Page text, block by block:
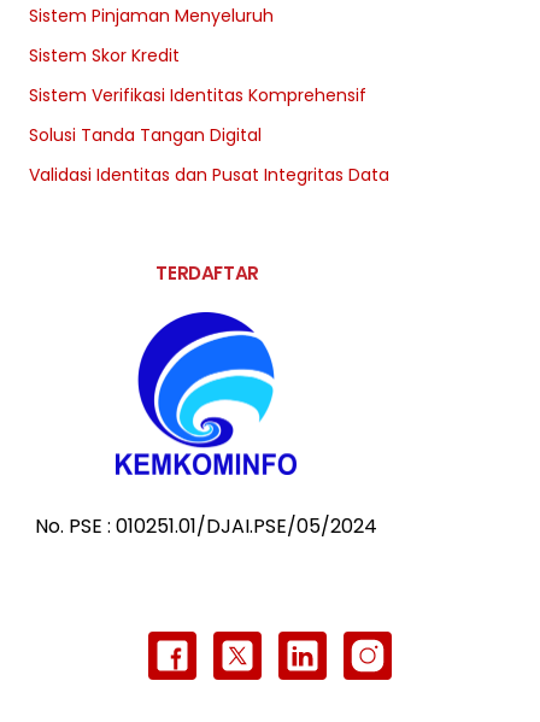
Sistem Pinjaman Menyeluruh
Sistem Skor Kredit
Sistem Verifikasi Identitas Komprehensif
Solusi Tanda Tangan Digital
Validasi Identitas dan Pusat Integritas Data
TERDAFTAR
No. PSE : 010251.01/DJAI.PSE/05/2024